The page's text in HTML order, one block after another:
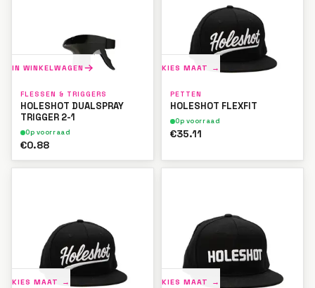
IN WINKELWAGEN
FLESSEN & TRIGGERS
HOLESHOT DUALSPRAY
TRIGGER 2-1
Op voorraad
€0.88
KIES MAAT →
PETTEN
HOLESHOT FLEXFIT
Op voorraad
€35.11
KIES MAAT → KIES MAAT →